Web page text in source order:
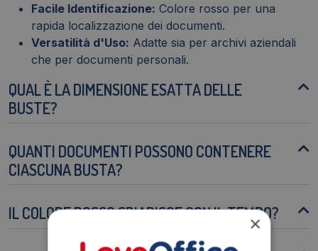
Facile Identificazione: Colore rosso per una
rapida localizzazione dei documenti.
Versatilità d'Uso: Adatte sia per archivi aziendali
che per documenti personali.
QUAL È LA DIMENSIONE ESATTA DELLE
BUSTE?
QUANTI DOCUMENTI POSSONO CONTENERE
CIASCUNA BUSTA?
IL COLORE ROSSO SBIADISCE CON IL TEMPO?
×